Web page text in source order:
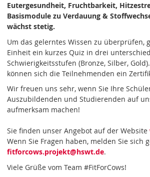
Eutergesundheit, Fruchtbarkeit,
Basismodule zu Verdauung &
wächst stetig.
Um das gelerntes Wissen zu überprüfen,
Einheit ein kurzes Quiz in drei
Schwierigkeitsstufen (Bronze, Silber,
können sich die Teilnehmenden ein
Wir freuen uns sehr, wenn Sie Ihre
Auszubildenden und Studierenden auf
aufmerksam machen!
Sie finden unser Angebot auf der Website
Wenn Sie Fragen haben, melden Sie sich
fitforcows.projekt@hswt.de.
Viele Grüße vom Team #FitForCows!